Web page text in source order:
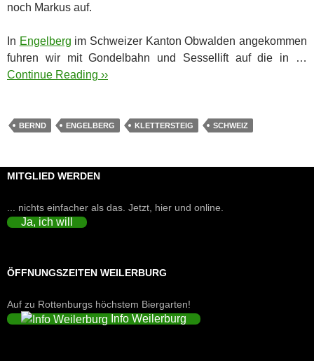
noch Markus auf.
In Engelberg im Schweizer Kanton Obwalden angekommen
fuhren wir mit Gondelbahn und Sessellift auf die in …
Continue Reading ››
BERND ENGELBERG KLETTERSTEIG SCHWEIZ
MITGLIED WERDEN
... nichts einfacher als das. Jetzt, hier und online.
Ja, ich will
ÖFFNUNGSZEITEN WEILERBURG
Auf zu Rottenburgs höchstem Biergarten!
Info Weilerburg